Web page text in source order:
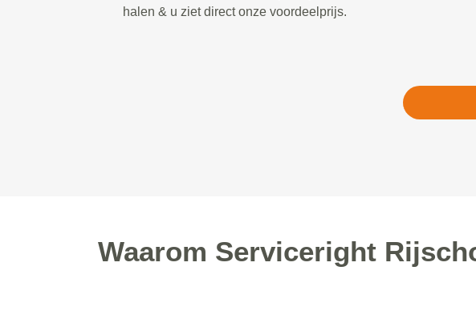
halen & u ziet direct onze voordeelprijs.
Waarom Serviceright